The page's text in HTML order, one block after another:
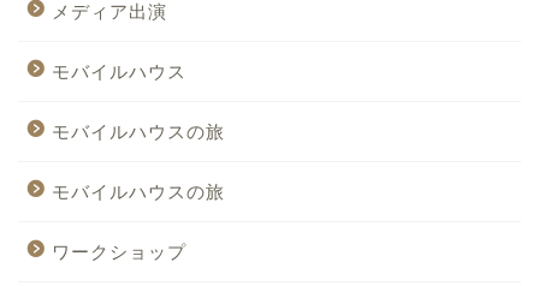
メディア出演
モバイルハウス
モバイルハウスの旅
モバイルハウスの旅
ワークショップ